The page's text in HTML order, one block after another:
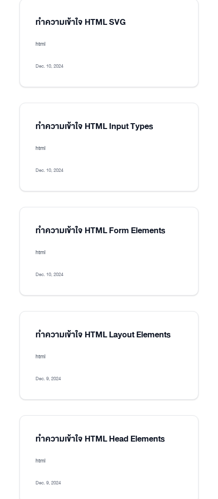
ทำความเข้าใจ HTML SVG
html
Dec. 10, 2024
ทำความเข้าใจ HTML Input Types
html
Dec. 10, 2024
ทำความเข้าใจ HTML Form Elements
html
Dec. 10, 2024
ทำความเข้าใจ HTML Layout Elements
html
Dec. 9, 2024
ทำความเข้าใจ HTML Head Elements
html
Dec. 9, 2024